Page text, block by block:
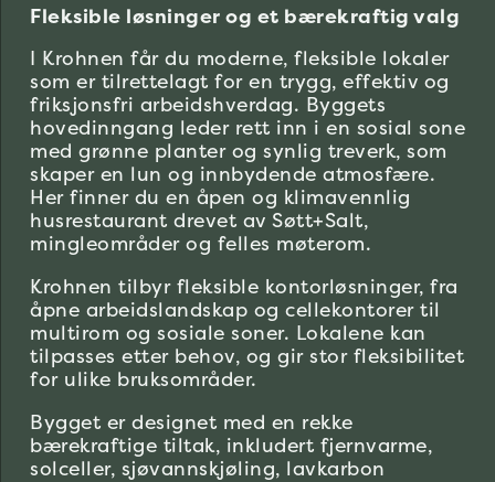
Fleksible løsninger og et bærekraftig valg
I Krohnen får du moderne, fleksible lokaler
som er tilrettelagt for en trygg, effektiv og
friksjonsfri arbeidshverdag. Byggets
hovedinngang leder rett inn i en sosial sone
med grønne planter og synlig treverk, som
skaper en lun og innbydende atmosfære.
Her finner du en åpen og klimavennlig
husrestaurant drevet av Søtt+Salt,
mingleområder og felles møterom.
Krohnen tilbyr fleksible kontorløsninger, fra
åpne arbeidslandskap og cellekontorer til
multirom og sosiale soner. Lokalene kan
tilpasses etter behov, og gir stor fleksibilitet
for ulike bruksområder.
Bygget er designet med en rekke
bærekraftige tiltak, inkludert fjernvarme,
solceller, sjøvannskjøling, lavkarbon